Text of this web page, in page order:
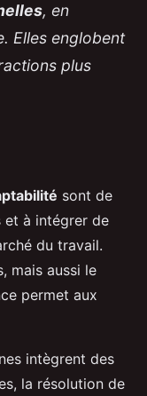
, en
Elles englobent
plus
sont de
et à intégrer de
du travail.
mais aussi le
permet aux
intègrent des
la résolution de